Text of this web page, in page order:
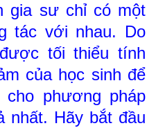
gia sư chỉ có một
tác với nhau. Do
tối thiểu tính
của học sinh để
phương pháp
nhất. Hãy bắt đầu